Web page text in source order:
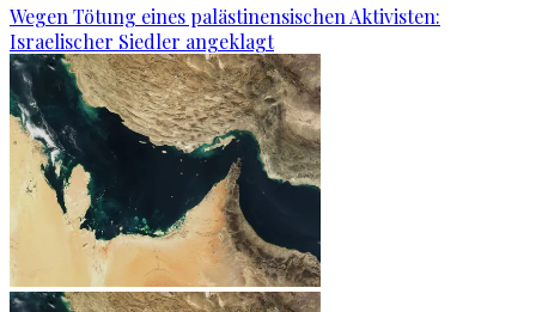
Wegen Tötung eines palästinensischen Aktivisten:
Israelischer Siedler angeklagt